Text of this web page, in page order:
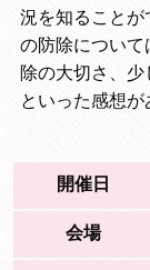
況を知ることが
の防除につい
除の大切さ、少
といった感想が
開催日
会場